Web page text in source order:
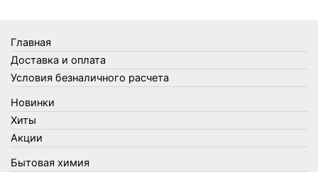
Товары для кухни
Товары для сада и огорода
Товары для туризма и отдыха
Упаковка
Утеплители и прочее
Фонари, лампы и удлинители
Хозяйственные товары
Главная
Доставка и оплата
Условия безналичного расчета
Новинки
Хиты
Акции
Бытовая химия